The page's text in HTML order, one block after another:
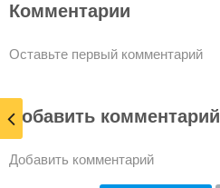
Комментарии
Оставьте первый комментарий
Добавить комментарий
Добавить комментарий